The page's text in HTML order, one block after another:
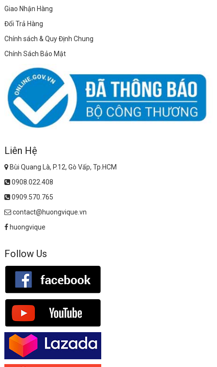
Giao Nhận Hàng
Đổi Trả Hàng
Chính sách & Quy Định Chung
Chính Sách Bảo Mật
Liên Hệ
Bùi Quang Là, P.12, Gò Vấp, Tp.HCM
0908.022.408
0909.570.765
contact@huongvique.vn
huongvique
Follow Us